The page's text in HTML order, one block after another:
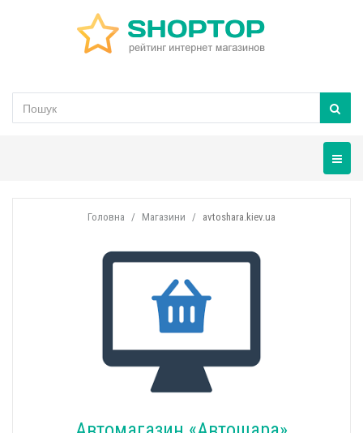
Головна Магазини avtoshara.kiev.ua